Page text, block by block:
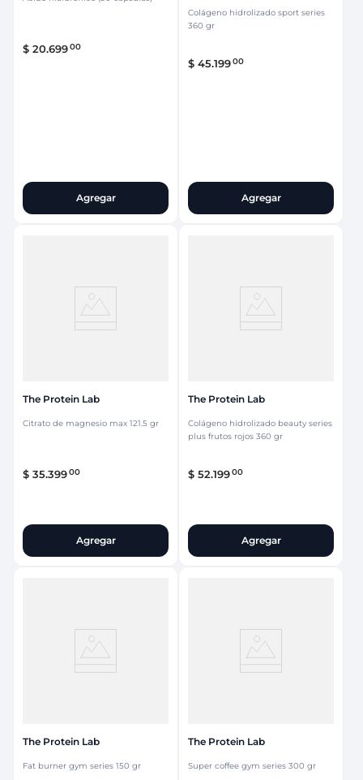
$ 20.69900
Agregar
Colágeno hidrolizado sport series
360 gr
$ 45.19900
Agregar
The Protein Lab
Citrato de magnesio max 121.5 gr
$ 35.39900
Agregar
The Protein Lab
Colágeno hidrolizado beauty series
plus frutos rojos 360 gr
$ 52.19900
Agregar
The Protein Lab
Fat burner gym series 150 gr
The Protein Lab
Super coffee gym series 300 gr